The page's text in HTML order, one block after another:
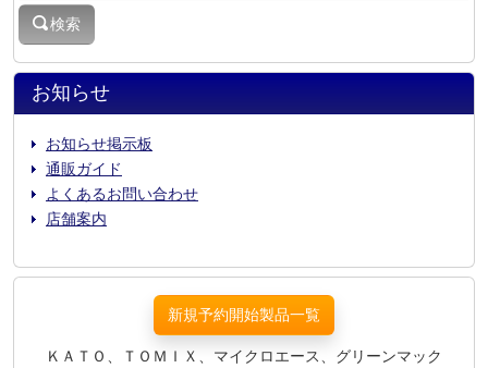
お知らせ
お知らせ掲示板
通販ガイド
よくあるお問い合わせ
店舗案内
検索
新規予約開始製品一覧
ＫＡＴＯ、ＴＯＭＩＸ、マイクロエース、グリーンマック